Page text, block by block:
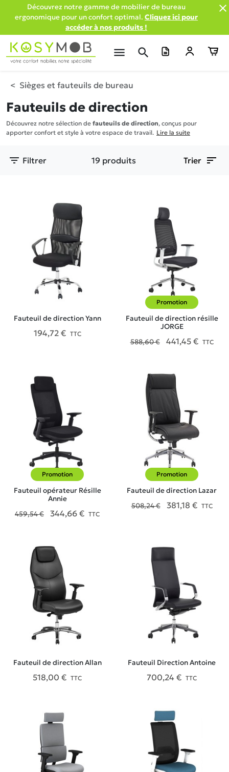
Découvrez notre gamme de mobilier de bureau
ergonomique pour un confort optimal. Cliquez ici pour
accéder à nos produits !

menu search
Sièges et fauteuils de bureau
Fauteuils de direction
Découvrez notre sélection de fauteuils de direction, conçus pour
apporter confort et style à votre espace de travail. Lire la suite
filter_list Filtrer 19 produits Trier sort
Fauteuil de direction Yann
194,72 € TTC
-25%
Promotion
Fauteuil de direction résille
JORGE
588,60 €
441,45 € TTC
-25%
Promotion
Fauteuil opérateur Résille
Annie
459,54 €
344,66 € TTC
-25%
Promotion
Fauteuil de direction Lazar
508,24 €
381,18 € TTC
Fauteuil de direction Allan
518,00 € TTC
Fauteuil Direction Antoine
700,24 € TTC